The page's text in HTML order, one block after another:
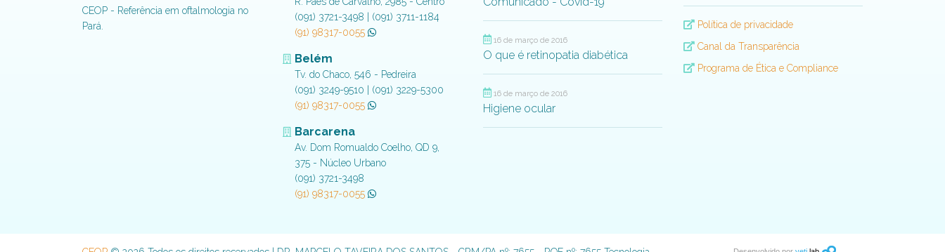
CEOP - Referência em oftalmologia no
Pará.
(091) 3721-3498 | (091) 3711-1184
(91) 98317-0055
Belém
Tv. do Chaco, 546 - Pedreira
(091) 3249-9510 | (091) 3229-5300
(91) 98317-0055
Barcarena
Av. Dom Romualdo Coelho, QD 9,
375 - Núcleo Urbano
(091) 3721-3498
(91) 98317-0055
16 de março de 2016
O que é retinopatia diabética
16 de março de 2016
Higiene ocular
Política de privacidade
Canal da Transparência
Programa de Ética e Compliance